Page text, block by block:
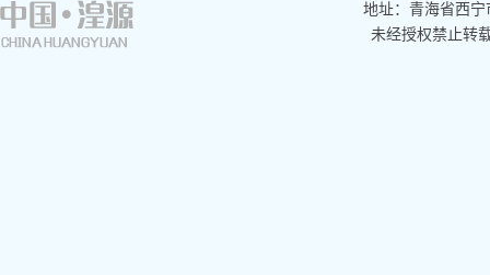
地址：青海省西
未经授权禁止转